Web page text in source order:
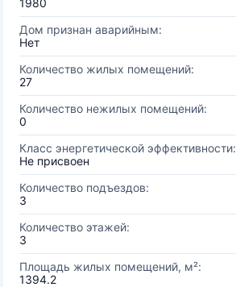
1980
Дом признан аварийным:
Нет
Количество жилых помещений:
27
Количество нежилых помещений:
0
Класс энергетической эффективности:
Не присвоен
Количество подъездов:
3
Количество этажей:
3
Площадь жилых помещений, м²:
1394.2